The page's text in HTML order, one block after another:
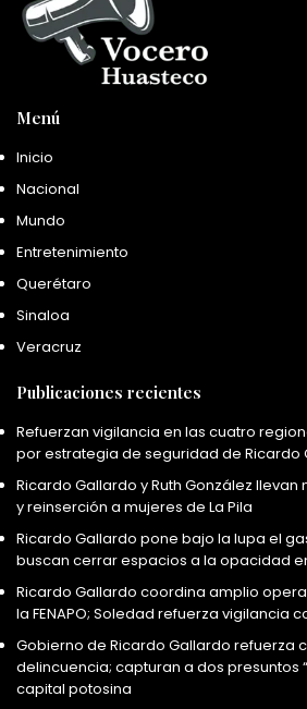
Menú
Inicio
Nacional
Mundo
Entretenimiento
Querétaro
Sinaloa
Veracruz
Publicaciones recientes
Refuerzan vigilancia en las cuatro
por estrategia de seguridad de Ricardo
Ricardo Gallardo y Ruth González
y reinserción a mujeres de La Pila
Ricardo Gallardo pone bajo la lupa el
buscan cerrar espacios a la opacidad
Ricardo Gallardo coordina amplio
la FENAPO; Soledad refuerza vigilancia
Gobierno de Ricardo Gallardo refuerza
delincuencia; capturan a dos presuntos
capital potosina